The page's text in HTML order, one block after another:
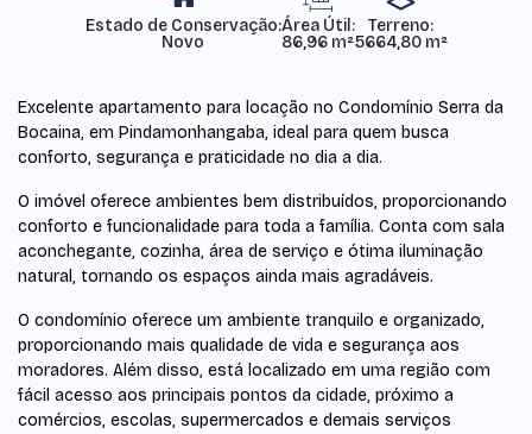
Estado de Conservação:
Novo
Área Útil:
86,96 m²
Terreno:
5664,80 m²
Excelente apartamento para locação no Condomínio Serra da
Bocaina, em Pindamonhangaba, ideal para quem busca
conforto, segurança e praticidade no dia a dia.
O imóvel oferece ambientes bem distribuídos, proporcionando
conforto e funcionalidade para toda a família. Conta com sala
aconchegante, cozinha, área de serviço e ótima iluminação
natural, tornando os espaços ainda mais agradáveis.
O condomínio oferece um ambiente tranquilo e organizado,
proporcionando mais qualidade de vida e segurança aos
moradores. Além disso, está localizado em uma região com
fácil acesso aos principais pontos da cidade, próximo a
comércios, escolas, supermercados e demais serviços